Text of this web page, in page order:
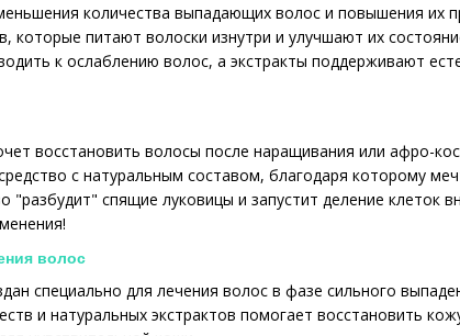
количества выпадающих волос и повышения их
которые питают волоски изнутри и улучшают их
к ослаблению волос, а экстракты поддерживают
восстановить волосы после наращивания или афро-
с натуральным составом, благодаря которому
спящие луковицы и запустит деление клеток
волос
специально для лечения волос в фазе сильного
и натуральных экстрактов помогает восстановить